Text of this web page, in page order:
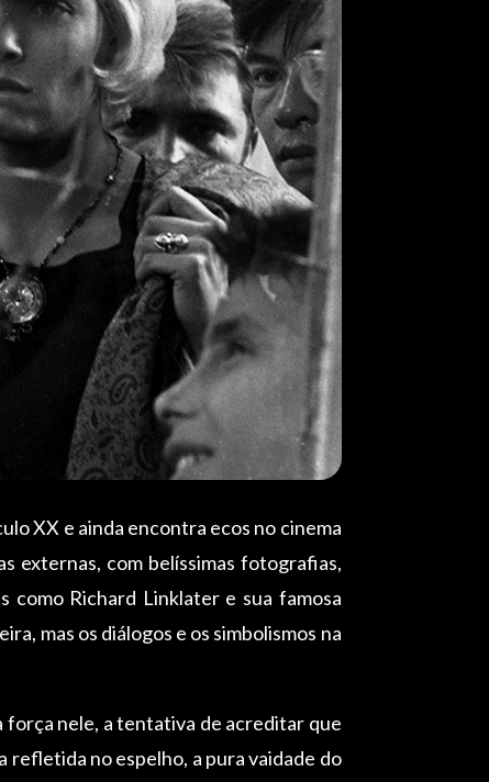
XX e ainda encontra ecos no cinema
externas, com belíssimas fotografias,
como Richard Linklater e sua famosa
mas os diálogos e os simbolismos na
força nele, a tentativa de acreditar que
refletida no espelho, a pura vaidade do